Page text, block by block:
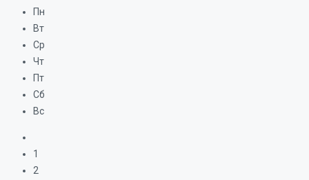
Пн
Вт
Ср
Чт
Пт
Сб
Вс
1
2